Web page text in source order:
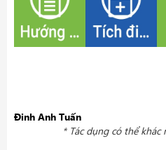
Đinh Anh Tuấn
* Tác dụng có thể